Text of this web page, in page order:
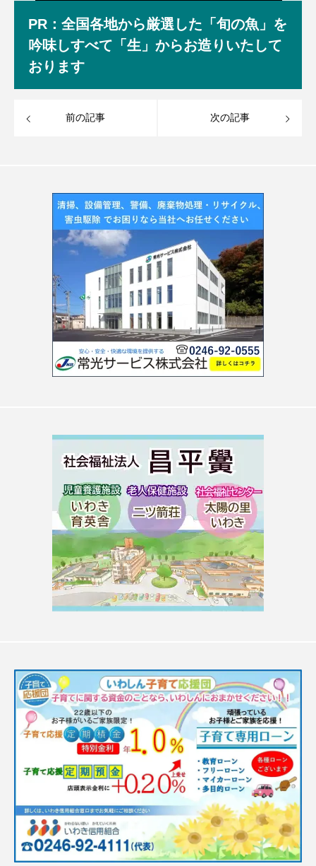
PR：全国各地から厳選した「旬の魚」を
吟味しすべて「生」からお造りいたして
おります
前の記事 次の記事